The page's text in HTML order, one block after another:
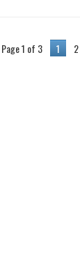
Page 1 of 3 1 2